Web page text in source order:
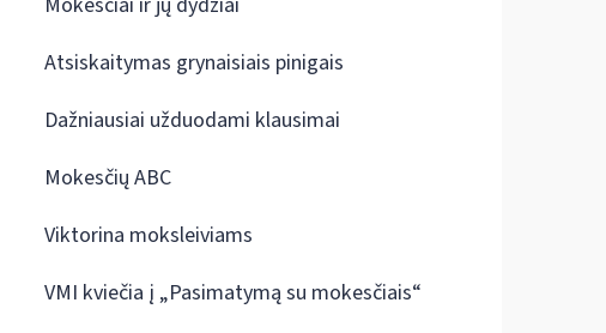
Atsiskaitymas grynaisiais pinigais
Dažniausiai užduodami klausimai
Mokesčių ABC
Viktorina moksleiviams
VMI kviečia į „Pasimatymą su mokesčiais“